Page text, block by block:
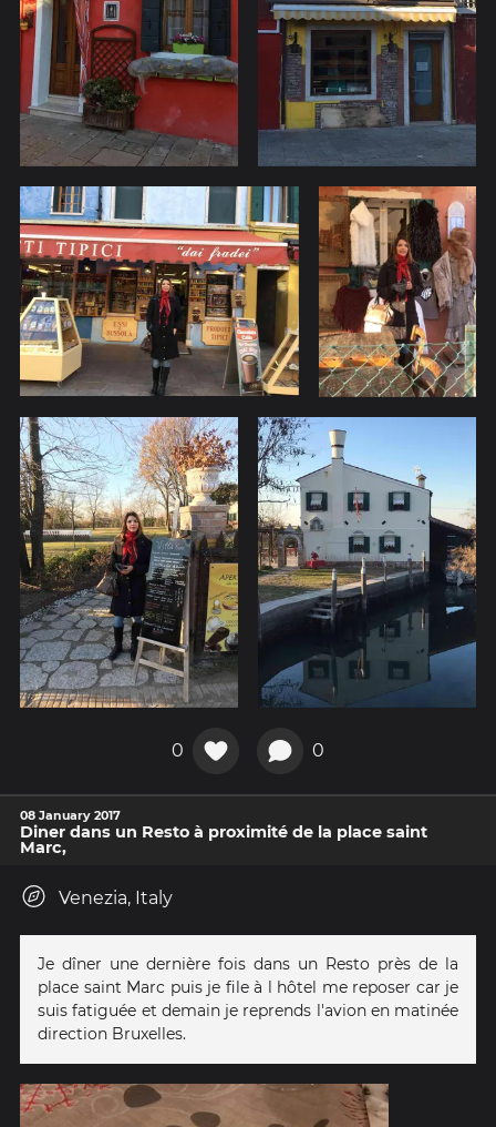
0 0
08 January 2017
Diner dans un Resto à proximité de la place saint
Marc,
Venezia, Italy
Je dîner une dernière fois dans un Resto près de la
place saint Marc puis je file à l hôtel me reposer car je
suis fatiguée et demain je reprends l'avion en matinée
direction Bruxelles.